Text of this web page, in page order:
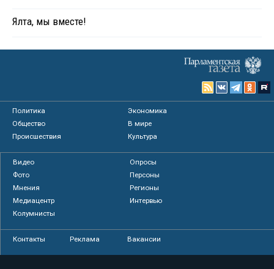
Ялта, мы вместе!
Политика
Экономика
Общество
В мире
Происшествия
Культура
Видео
Опросы
Фото
Персоны
Мнения
Регионы
Медиацентр
Интервью
Колумнисты
Контакты Реклама Вакансии